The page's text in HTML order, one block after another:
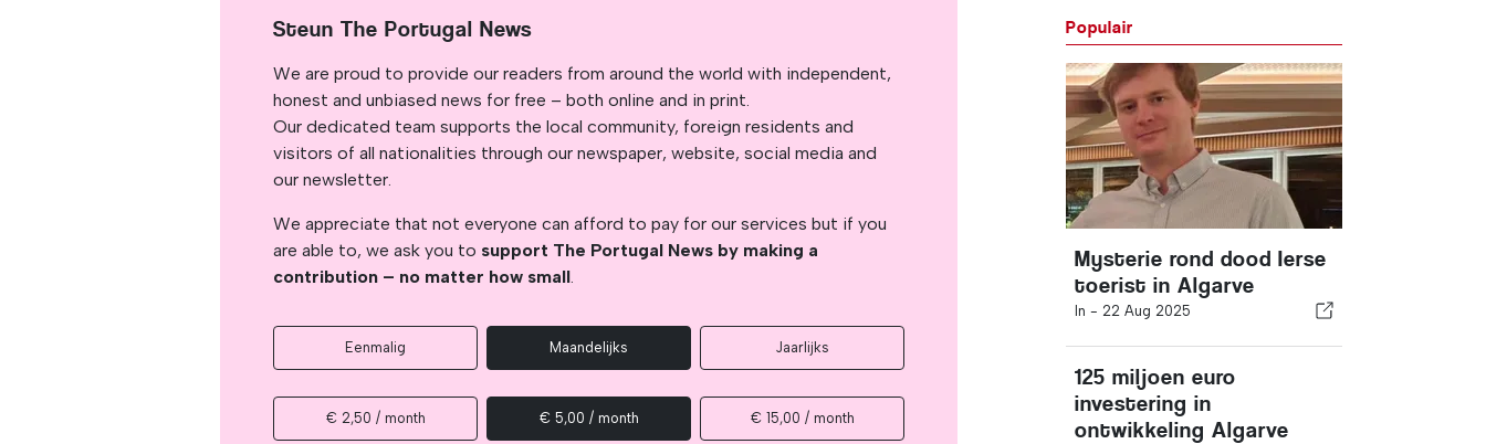
Steun The Portugal News
We are proud to provide our readers from around the world with independent,
honest and unbiased news for free – both online and in print.
Our dedicated team supports the local community, foreign residents and
visitors of all nationalities through our newspaper, website, social media and
our newsletter.
We appreciate that not everyone can afford to pay for our services but if you
are able to, we ask you to support The Portugal News by making a
contribution – no matter how small.
Eenmalig Maandelijks Jaarlijks
€ 2,50 / month € 5,00 / month € 15,00 / month
Populair
Mysterie rond dood Ierse
toerist in Algarve
In - 22 Aug 2025
125 miljoen euro
investering in
ontwikkeling Algarve